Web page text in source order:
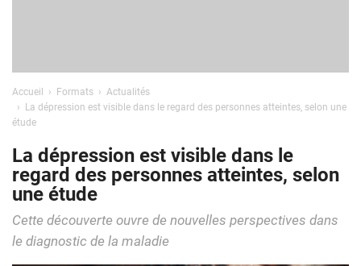
Accueil Formats
Actualités
La dépression est visible dans le regard des personnes atteintes, selon une
étude
La dépression est visible dans le
regard des personnes atteintes, selon
une étude
Cette découverte ouvre de nouvelles perspectives dans
le diagnostic de la maladie